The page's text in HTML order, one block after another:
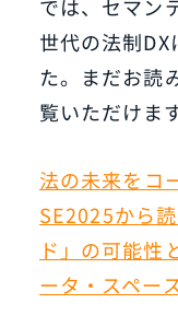
では、セマン
世代の法制
た。まだお読
覧いただけます
法の未来をコ
SE2025から
ド」の可能
ータ・スペー